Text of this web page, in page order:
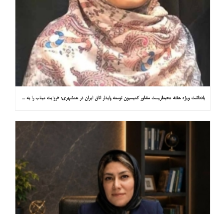
یادداشت ویژه هفته محیط‌زیست مشاور کمیسیون توسعه پایدار اتاق ایران در همشهری: «روایت میناب را به کاپ ۳۱ ببریم»